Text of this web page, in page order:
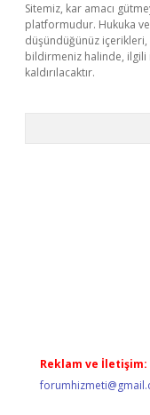
Sitemiz, kar amacı
platformudur. Hukuka
düşündüğünüz içerikleri,
bildirmeniz halinde,
kaldırılacaktır.
Reklam ve İletişim: